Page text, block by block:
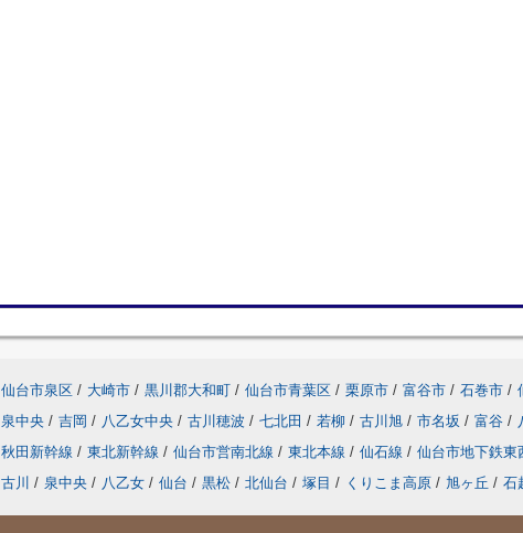
仙台市泉区 / 大崎市 / 黒川郡大和町 / 仙台市青葉区 / 栗原市 / 富谷市 / 石巻市 /
泉中央 / 吉岡 / 八乙女中央 / 古川穂波 / 七北田 / 若柳 / 古川旭 / 市名坂 / 富谷 /
秋田新幹線 / 東北新幹線 / 仙台市営南北線 / 東北本線 / 仙石線 / 仙台市地下鉄東
古川 / 泉中央 / 八乙女 / 仙台 / 黒松 / 北仙台 / 塚目 / くりこま高原 / 旭ヶ丘 / 石